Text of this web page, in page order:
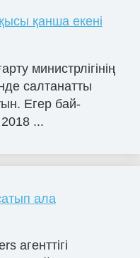
қанша екені
министрлігінің
салтанатты
Егер бай-
...
ала
агенттігі